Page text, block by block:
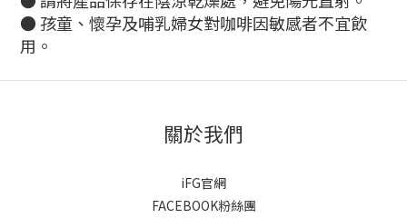
● 孩童、懷孕及哺乳婦女對咖啡因敏感者不宜飲
用。
關於我們
iFG官網
FACEBOOK粉絲團